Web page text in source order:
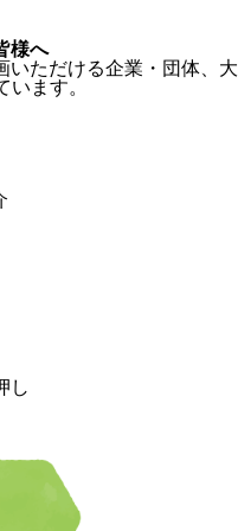
様へ
いただける企業・団体、大
ます。
し